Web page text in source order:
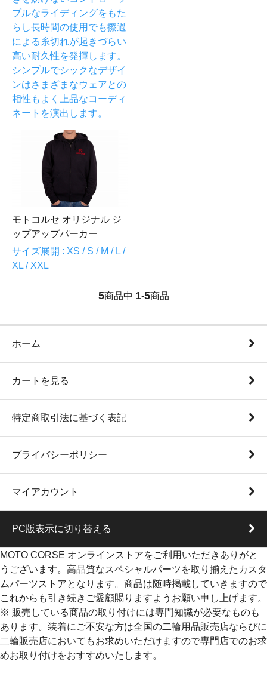
ブルなライディングをもた
らし長時間の使用でも擦過
による糸切れが起きづらい
高い耐久性を発揮します。
シンプルでシックなデザイ
ンはさまざまなウェアとの
相性もよく上品なコーディ
ネートを演出します。
モトコルセ オリジナル ジ
ップアップパーカー
サイズ展開 : XS / S / M / L /
XL / XXL
5商品中 1-5商品
ホーム
カートを見る
特定商取引法に基づく表記
プライバシーポリシー
マイアカウント
PC版表示に切り替える
MOTO CORSE オンラインストアをご利用いただきありがと
うございます。高品質なスペシャルパーツを取り揃えたカスタ
ムパーツストアとなります。商品は随時掲載していきますので
これからも引き続きご愛顧賜りますようお願い申し上げます。
※ 販売している商品の取り付けには専門知識が必要なものも
あります。装着にご不安な方は全国の二輪用品販売店ならびに
二輪販売店においてもお求めいただけますので専門店でのお求
めお取り付けをおすすめいたします。